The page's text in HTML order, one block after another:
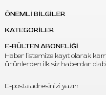
ÖNEMLİ BİLGİLER
KATEGORİLER
E-BÜLTEN ABONELİĞİ
Haber listemize kayıt olarak
ürünlerden ilk siz haberdar